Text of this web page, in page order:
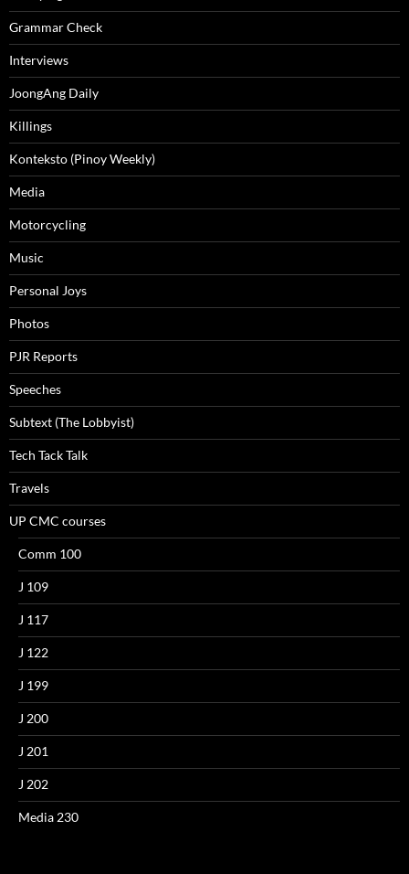
Grammar Check
Interviews
JoongAng Daily
Killings
Konteksto (Pinoy Weekly)
Media
Motorcycling
Music
Personal Joys
Photos
PJR Reports
Speeches
Subtext (The Lobbyist)
Tech Tack Talk
Travels
UP CMC courses
Comm 100
J 109
J 117
J 122
J 199
J 200
J 201
J 202
Media 230